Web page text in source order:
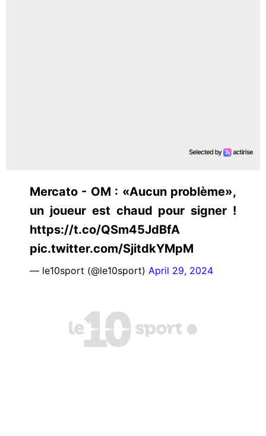
Mercato - OM : «Aucun problème»,
un joueur est chaud pour signer !
https://t.co/QSm45JdBfA
pic.twitter.com/SjitdkYMpM
— le10sport (@le10sport) April 29, 2024